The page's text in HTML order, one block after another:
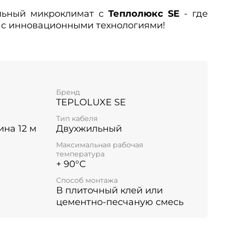
микроклимат с Теплолюкс SE - где
инновационными технологиями!
Бренд
TEPLOLUXE SE
12 м
Тип кабеля
Двухжильный
Максимальная рабочая
температура
+ 90°C
Способ монтажа
В плиточный клей или
цементно-песчаную смесь